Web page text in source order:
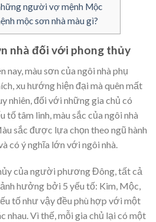
người vợ mệnh Mộc
mộc sơn nhà màu gì?
nhà đối với phong thủy
nay, màu sơn của ngôi nhà phụ
xu hướng hiện đại mà quên mất
nhiên, đối với những gia chủ có
tâm linh, màu sắc của ngôi nhà
sắc được lựa chọn theo ngũ hành
có ý nghĩa lớn với ngôi nhà.
của người phương Đông, tất cả
hưởng bởi 5 yếu tố: Kim, Mộc,
tố như vậy đều phù hợp với một
nhau. Vì thế, mỗi gia chủ lại có một